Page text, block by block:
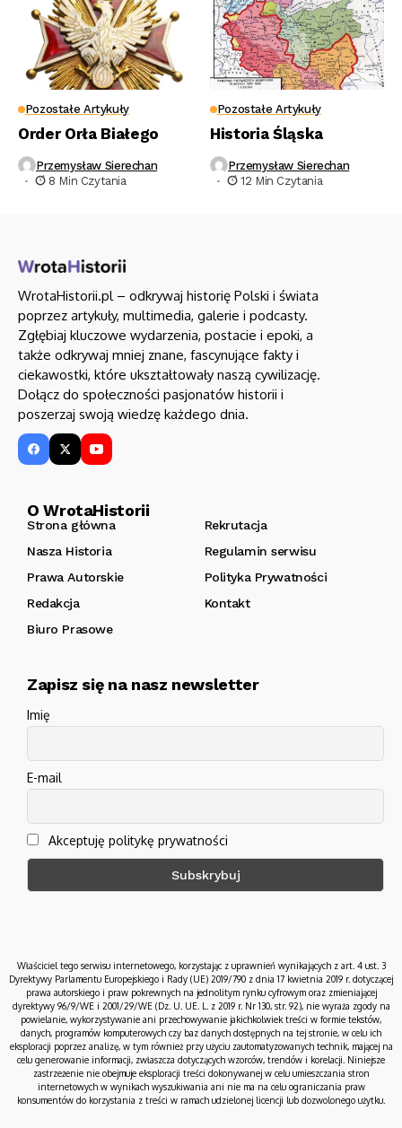
Pozostałe Artykuły
Order Orła Białego
Przemysław Sierechan
8 Min Czytania
Pozostałe Artykuły
Historia Śląska
Przemysław Sierechan
12 Min Czytania
WrotaHistorii.pl – odkrywaj historię Polski i świata
poprzez artykuły, multimedia, galerie i podcasty.
Zgłębiaj kluczowe wydarzenia, postacie i epoki, a
także odkrywaj mniej znane, fascynujące fakty i
ciekawostki, które ukształtowały naszą cywilizację.
Dołącz do społeczności pasjonatów historii i
poszerzaj swoją wiedzę każdego dnia.
O WrotaHistorii
Strona główna
Rekrutacja
Nasza Historia
Regulamin serwisu
Prawa Autorskie
Polityka Prywatności
Redakcja
Kontakt
Biuro Prasowe
Zapisz się na nasz newsletter
Imię
E-mail
Akceptuję politykę prywatności
Właściciel tego serwisu internetowego, korzystając z uprawnień wynikających z art. 4 ust. 3
Dyrektywy Parlamentu Europejskiego i Rady (UE) 2019/790 z dnia 17 kwietnia 2019 r. dotyczącej
prawa autorskiego i praw pokrewnych na jednolitym rynku cyfrowym oraz zmieniającej
dyrektywy 96/9/WE i 2001/29/WE (Dz. U. UE. L. z 2019 r. Nr 130, str. 92), nie wyraża zgody na
powielanie, wykorzystywanie ani przechowywanie jakichkolwiek treści w formie tekstów,
danych, programów komputerowych czy baz danych dostępnych na tej stronie, w celu ich
eksploracji poprzez analizę, w tym również przy użyciu zautomatyzowanych technik, mającej na
celu generowanie informacji, zwłaszcza dotyczących wzorców, trendów i korelacji. Niniejsze
zastrzeżenie nie obejmuje eksploracji treści dokonywanej w celu umieszczania stron
internetowych w wynikach wyszukiwania ani nie ma na celu ograniczania praw
konsumentów do korzystania z treści w ramach udzielonej licencji lub dozwolonego użytku.